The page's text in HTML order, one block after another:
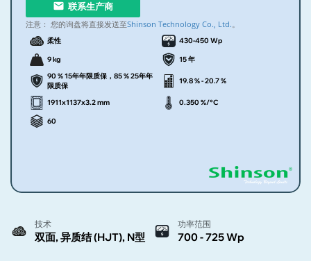
联系生产商
注意： 您的询盘将直接发送至Shinson Technology Co., Ltd.。
柔性 430-450 Wp
9 kg
15 年
90 % 15年年限质保，85 % 25年年
限质保
19.8 % - 20.7 %
1911x1137x3.2 mm 0.350 %/°C
60
技术
双面, 异质结 (HJT), N型
功率范围
700 - 725 Wp